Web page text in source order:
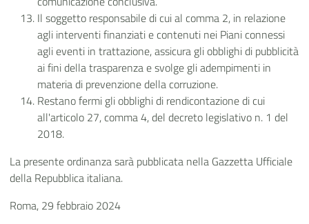
Il soggetto responsabile di cui al comma 2, in relazione
agli interventi finanziati e contenuti nei Piani connessi
agli eventi in trattazione, assicura gli obblighi di pubblicità
ai fini della trasparenza e svolge gli adempimenti in
materia di prevenzione della corruzione.
Restano fermi gli obblighi di rendicontazione di cui
all'articolo 27, comma 4, del decreto legislativo n. 1 del
2018.
La presente ordinanza sarà pubblicata nella Gazzetta Ufficiale
della Repubblica italiana.
Roma, 29 febbraio 2024